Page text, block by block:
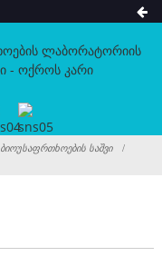
ᲑᲘᲝᲣᲡᲐᲤᲠᲗᲮᲝᲔᲑᲘᲡ ᲡᲐᲨᲕᲘ